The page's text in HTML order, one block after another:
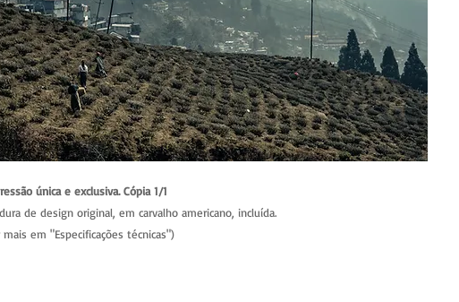
única e exclusiva. Cópia 1/1
de design original, em carvalho americano, incluída.
mais em "Especificações técnicas")